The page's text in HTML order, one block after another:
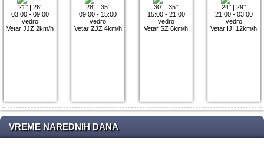
21°| 26°
03:00 - 09:00
vedro
Vetar JJZ 2km/h
28°| 35°
09:00 - 15:00
vedro
Vetar ZJZ 4km/h
30° |35°
15:00 - 21:00
vedro
Vetar SZ 6km/h
24° |29°
21:00 - 03:00
vedro
Vetar IJI 12km/h
VREME NAREDNIH DANA